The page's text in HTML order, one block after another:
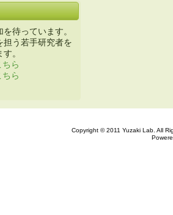
待っています。
担う若手研究者を
。
ちら
ちら
Copyright © 2011 Yuzaki Lab. All